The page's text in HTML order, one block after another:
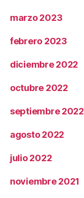
marzo 2023
febrero 2023
diciembre 2022
octubre 2022
septiembre 2022
agosto 2022
julio 2022
noviembre 2021